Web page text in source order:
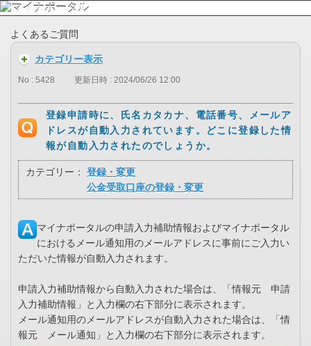
よくあるご質問
カテゴリー表示
No : 5428 更新日時 : 2024/06/26 12:00
登録申請時に、氏名カタカナ、電話番号、メールア
ドレスが自動入力されています。どこに登録した情
報が自動入力されたのでしょうか。
カテゴリー：
登録・変更
公金受取口座の登録・変更
マイナポータルの申請入力補助情報およびマイナポータル
におけるメール通知用のメールアドレスに事前にご入力い
ただいた情報が自動入力されます。
申請入力補助情報から自動入力された場合は、「情報元 申請
入力補助情報」と入力欄の右下部分に表示されます。
メール通知用のメールアドレスが自動入力された場合は、「情
報元 メール通知」と入力欄の右下部分に表示されます。